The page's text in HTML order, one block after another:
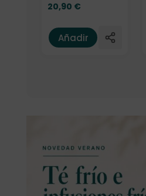
20,90 €
Añadir